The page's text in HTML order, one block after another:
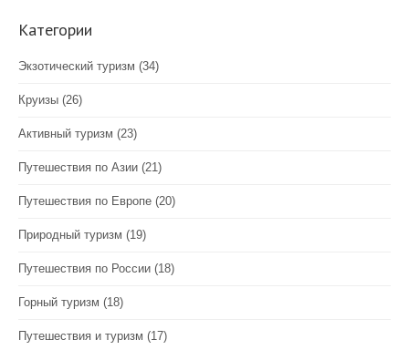
Категории
Экзотический туризм (34)
Круизы (26)
Активный туризм (23)
Путешествия по Азии (21)
Путешествия по Европе (20)
Природный туризм (19)
Путешествия по России (18)
Горный туризм (18)
Путешествия и туризм (17)